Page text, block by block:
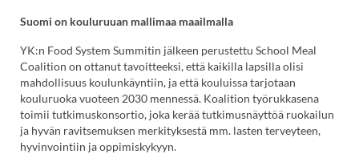
Suomi on kouluruuan mallimaa maailmalla
YK:n Food System Summitin jälkeen perustettu School Meal
Coalition on ottanut tavoitteeksi, että kaikilla lapsilla olisi
mahdollisuus koulunkäyntiin, ja että kouluissa tarjotaan
kouluruoka vuoteen 2030 mennessä. Koalition työrukkasena
toimii tutkimuskonsortio, joka kerää tutkimusnäyttöä ruokailun
ja hyvän ravitsemuksen merkityksestä mm. lasten terveyteen,
hyvinvointiin ja oppimiskykyyn.